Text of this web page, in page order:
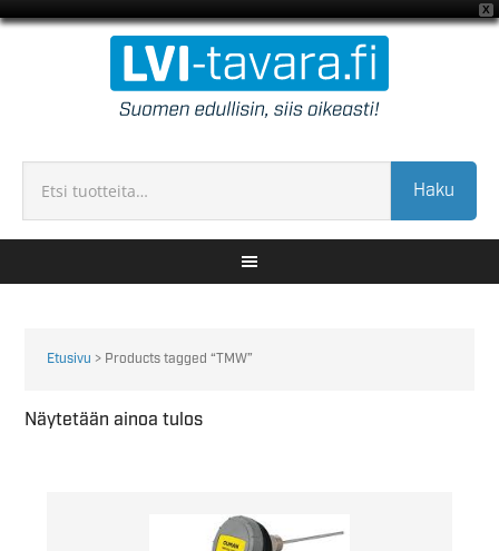
X
Haku
Etusivu > Products tagged “TMW”
Näytetään ainoa tulos